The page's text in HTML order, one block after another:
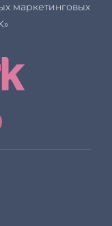
маркетинговых